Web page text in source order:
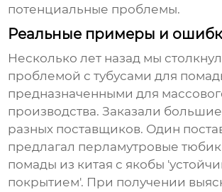
потенциальные проблемы.
Реальные примеры и
Несколько лет назад мы
проблемой стубусами для
предназначенными для
производства. Заказали
разных поставщиков. Один
предлагал перламутровые
помады из китая с якобы
покрытием'. При получении